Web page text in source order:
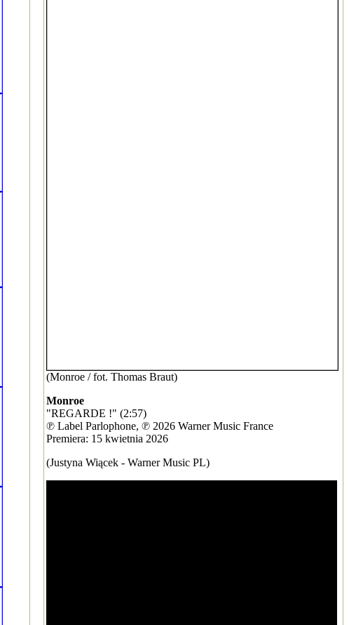
(Monroe / fot. Thomas Braut)
Monroe
"REGARDE !" (2:57)
℗ Label Parlophone, ℗ 2026 Warner Music France
Premiera: 15 kwietnia 2026
(Justyna Wiącek - Warner Music PL)